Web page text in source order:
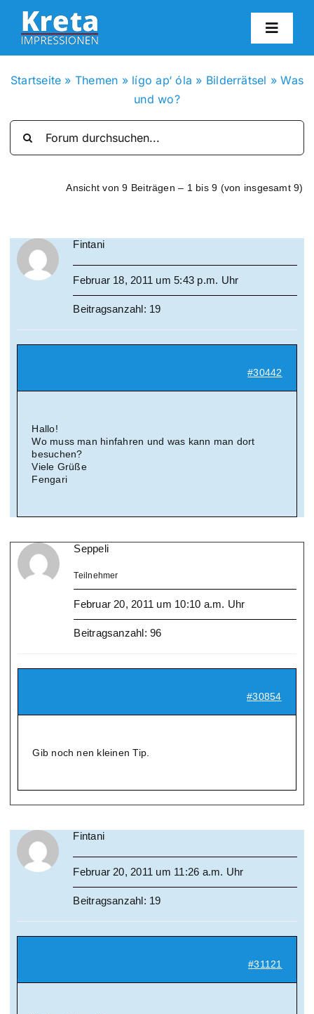
Zum
Inhalt
springen
Suche
Startseite » Themen » lígo ap‘ óla » Bilderrätsel »Was
und wo?
Ansicht von 9 Beiträgen – 1 bis 9 (von insgesamt 9)
Fintani
Februar 18, 2011 um 5:43 p.m. Uhr
Beitragsanzahl: 19
#30442
Hallo!
Wo muss man hinfahren und was kann man dort
besuchen?
Viele Grüße
Fengari
Seppeli
Teilnehmer
Februar 20, 2011 um 10:10 a.m. Uhr
Beitragsanzahl: 96
#30854
Gib noch nen kleinen Tip.
Fintani
Februar 20, 2011 um 11:26 a.m. Uhr
Beitragsanzahl: 19
#31121